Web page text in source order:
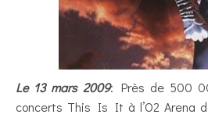
Le 13 mars 2009: Près de 500
concerts This Is It à l’O2 Arena